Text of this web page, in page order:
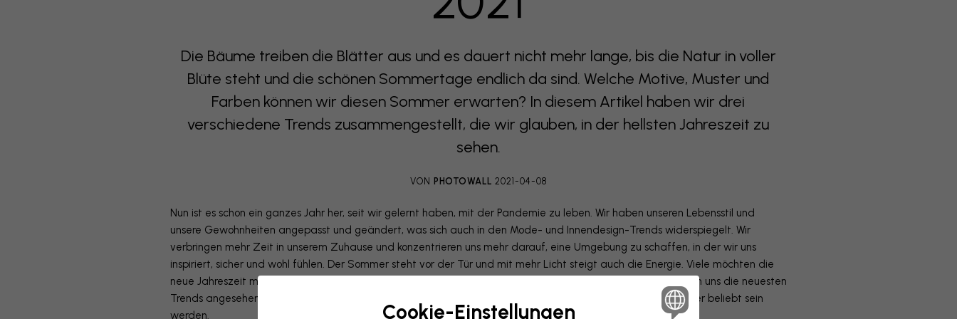
Die Bäume treiben die Blätter aus und es dauert nicht mehr lange, bis die Natur in voller
Blüte steht und die schönen Sommertage endlich da sind. Welche Motive, Muster und
Farben können wir diesen Sommer erwarten? In diesem Artikel haben wir drei
verschiedene Trends zusammengestellt, die wir glauben, in der hellsten Jahreszeit zu
sehen.
VON PHOTOWALL 2021-04-08
Nun ist es schon ein ganzes Jahr her, seit wir gelernt haben, mit der Pandemie zu leben. Wir haben unseren Lebensstil und
unsere Gewohnheiten angepasst und geändert, was sich auch in den Mode- und Innendesign-Trends widerspiegelt. Wir
verbringen mehr Zeit in unserem Zuhause und konzentrieren uns mehr darauf, eine Umgebung zu schaffen, in der wir uns
inspiriert, sicher und wohl fühlen. Der Sommer steht vor der Tür und mit mehr Licht steigt auch die Energie. Viele möchten die
neue Jahreszeit mit einer Renovierung und mit neuen Möbeln und Tapeten begrüßen. Wir bei Photowall haben uns die neuesten
Trends angesehen und mit Motiven und Farbskalen verknüpft, von denen wir glauben, dass sie diesen Sommer beliebt sein
werden.
Cookie-Einstellungen